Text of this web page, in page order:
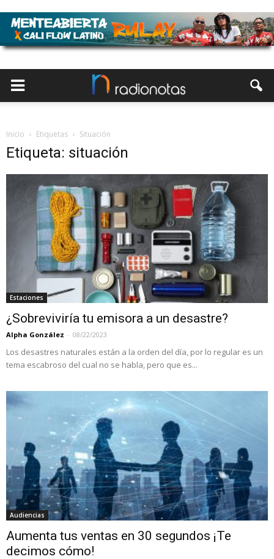
Inicio Etiquetas Situación
Etiqueta: situación
Estaciones
¿Sobreviviría tu emisora a un desastre?
Alpha González - 08/22/2023
Los desastres naturales están a la orden del día, por lo regular es un
tema escabroso del cual no se habla, pero que es...
Audiencias
Aumenta tus ventas en 30 segundos ¡Te
decimos cómo!